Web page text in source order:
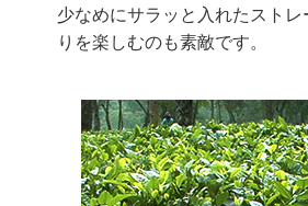
少なめにサラッと入れたストレ
りを楽しむのも素敵です。